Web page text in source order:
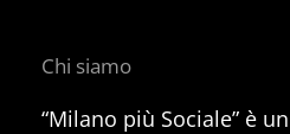
Chi siamo
“Milano più Sociale” è